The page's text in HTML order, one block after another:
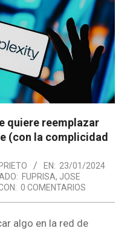
quiere reemplazar
(con la complicidad
EN: 23/01/2024
FUPRISA, JOSE
0 COMENTARIOS
algo en la red de